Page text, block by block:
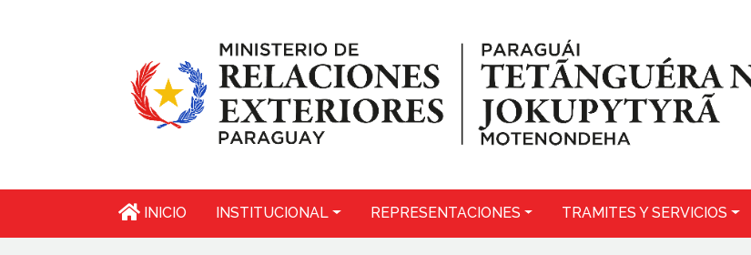
INICIO INSTITUCIONAL REPRESENTACIONES TRAMITES Y SERVICIOS